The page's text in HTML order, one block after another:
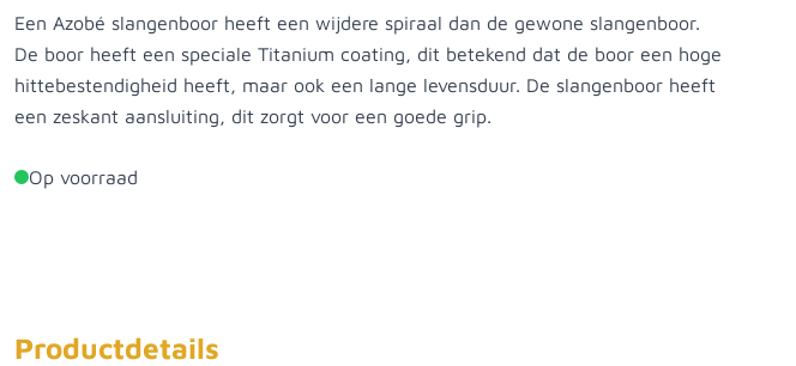
Een Azobé slangenboor heeft een wijdere spiraal dan de gewone slangenboor.
De boor heeft een speciale Titanium coating, dit betekend dat de boor een hoge
hittebestendigheid heeft, maar ook een lange levensduur. De slangenboor heeft
een zeskant aansluiting, dit zorgt voor een goede grip.
Op voorraad
Productdetails